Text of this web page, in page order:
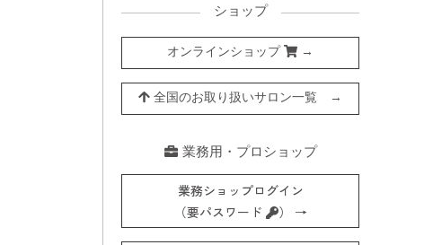
ショップ
オンラインショップ →
全国のお取り扱いサロン一覧 →
業務用・プロショップ
業務ショップログイン
（要パスワード
） →